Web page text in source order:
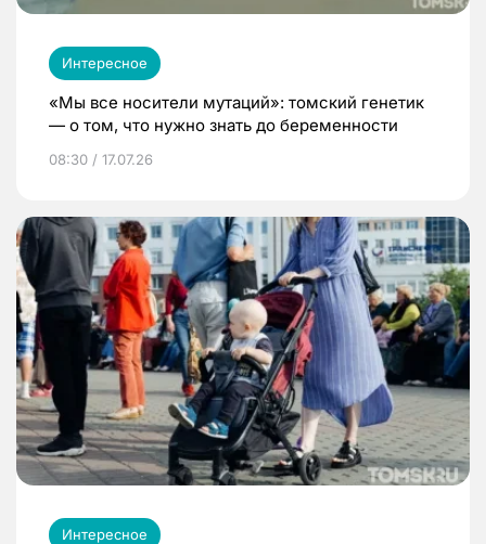
Интересное
«Мы все носители мутаций»: томский генетик
— о том, что нужно знать до беременности
08:30 / 17.07.26
Интересное